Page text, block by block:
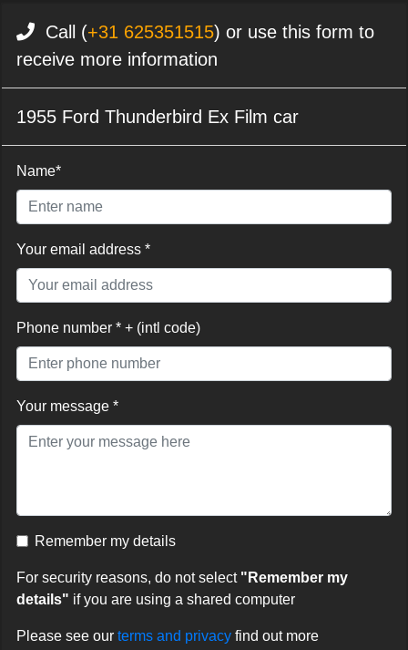
Call (+31 625351515) or use this form to
receive more information
1955 Ford Thunderbird Ex Film car
Name*
Your email address *
Phone number * + (intl code)
Your message *
Remember my details
For security reasons, do not select "Remember my
details" if you are using a shared computer
Please see our terms and privacy find out more